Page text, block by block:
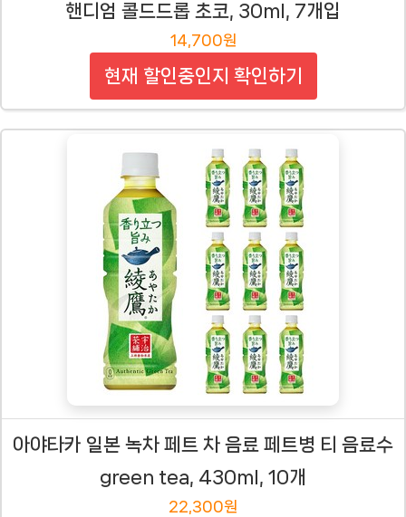
핸디엄 콜드드롭 초코, 30ml, 7개입
14,700원
현재 할인중인지 확인하기
아야타카 일본 녹차 페트 차 음료 페트병 티 음료수
green tea, 430ml, 10개
22,300원